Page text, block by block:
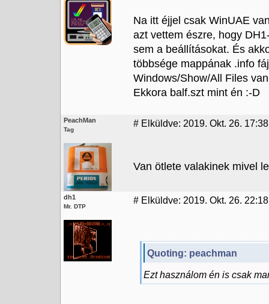
Na itt éjjel csak WinUAE
azt vettem észre, hogy
sem a beállításokat. És
többsége mappának .info
Windows/Show/All Files
Ekkora balf.szt mint én :-D
PeachMan
Tag
# Elküldve: 2019. Okt. 26. 17:38
Van ötlete valakinek mivel
dh1
Mr. DTP
# Elküldve: 2019. Okt. 26. 22:18
Quoting: peachman
Ezt használom én is csak